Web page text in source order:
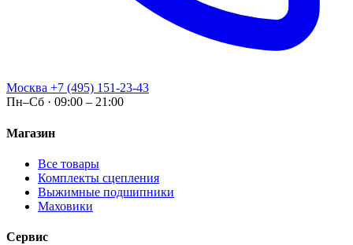
Москва +7 (495) 151-23-43
Пн–Сб · 09:00 – 21:00
Магазин
Все товары
Комплекты сцепления
Выжимные подшипники
Маховики
Сервис